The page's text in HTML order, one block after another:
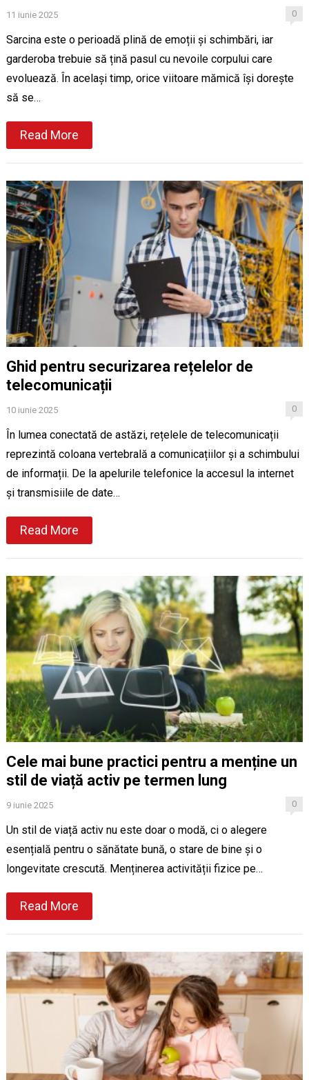
11 iunie 2025 0
Sarcina este o perioadă plină de emoții și schimbări, iar
garderoba trebuie să țină pasul cu nevoile corpului care
evoluează. În același timp, orice viitoare mămică își dorește
să se…
Read More
Ghid pentru securizarea rețelelor de
telecomunicații
10 iunie 2025 0
În lumea conectată de astăzi, rețelele de telecomunicații
reprezintă coloana vertebrală a comunicațiilor și a schimbului
de informații. De la apelurile telefonice la accesul la internet
și transmisiile de date…
Read More
Cele mai bune practici pentru a menține un
stil de viață activ pe termen lung
9 iunie 2025 0
Un stil de viață activ nu este doar o modă, ci o alegere
esențială pentru o sănătate bună, o stare de bine și o
longevitate crescută. Menținerea activității fizice pe…
Read More